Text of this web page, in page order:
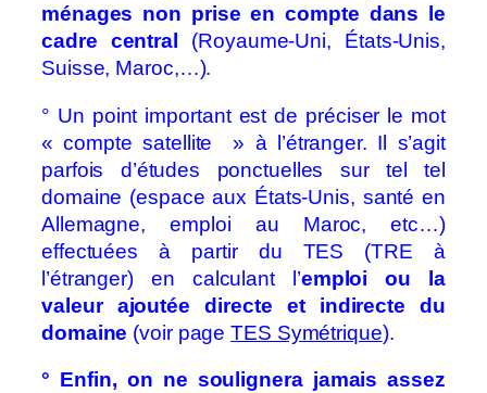
ménages non prise en compte dans le
cadre central (Royaume-Uni, États-Unis,
Suisse, Maroc,…).
° Un point important est de préciser le mot
« compte satellite » à l’étranger. Il s’agit
parfois d’études ponctuelles sur tel tel
domaine (espace aux États-Unis, santé en
Allemagne, emploi au Maroc, etc…)
effectuées à partir du TES (TRE à
l’étranger) en calculant l’emploi ou la
valeur ajoutée directe et indirecte
du
domaine (voir pageTES Symétrique).
° Enfin, on ne soulignera jamais assez